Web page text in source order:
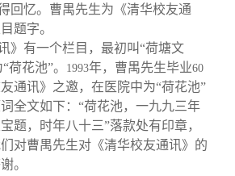
回忆。曹禺先生为《清华校友通
题字。
》有一个栏目，最初叫“荷塘文
荷花池”。 1993年，曹禺先生毕业60
通讯》之邀，在医院中为“荷花池”
全文如下：“荷花池，一九九三年
题，时年八十三”落款处有印章，
对曹禺先生对《清华校友通讯》的
。